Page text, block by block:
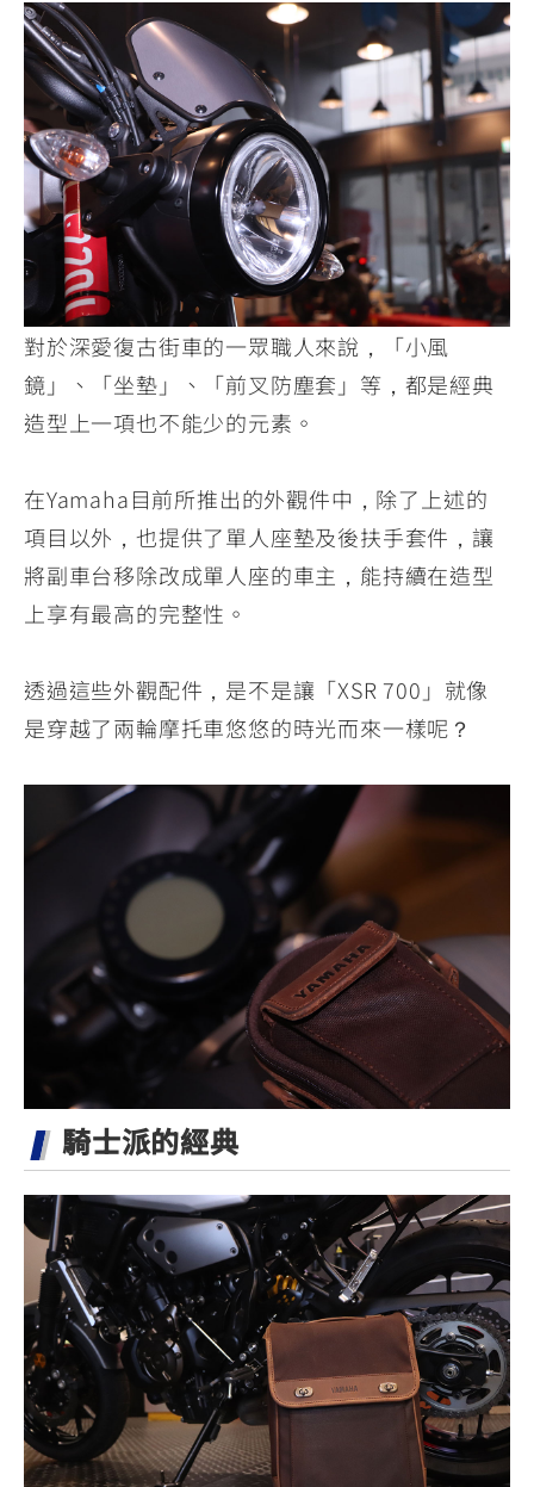
對於深愛復古街車的一眾職人來說，「小風
鏡」、「坐墊」、「前叉防塵套」等，都是經典
造型上一項也不能少的元素。
在Yamaha目前所推出的外觀件中，除了上述的
項目以外，也提供了單人座墊及後扶手套件，讓
將副車台移除改成單人座的車主，能持續在造型
上享有最高的完整性。
透過這些外觀配件，是不是讓「XSR 700」就像
是穿越了兩輪摩托車悠悠的時光而來一樣呢？
騎士派的經典